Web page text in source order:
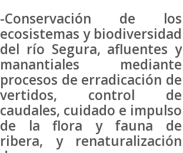
-Conservación de los
ecosistemas y biodiversidad
del río Segura, afluentes y
manantiales mediante
procesos de erradicación de
vertidos, control de
caudales, cuidado e impulso
de la flora y fauna de
ribera, y renaturalización